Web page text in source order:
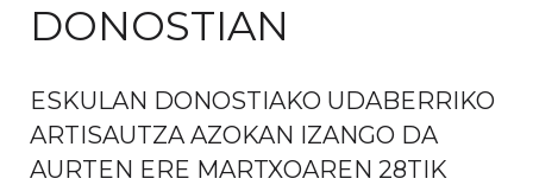
DONOSTIAN
ESKULAN DONOSTIAKO UDABERRIKO
ARTISAUTZA AZOKAN IZANGO DA
AURTEN ERE MARTXOAREN 28TIK